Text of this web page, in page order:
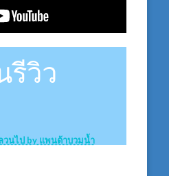
รีวิว
วนไป by แพนด้าบวมน้ำ